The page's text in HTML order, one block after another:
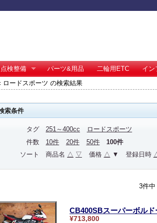
点検整備 パーツ&用品 二輪用ETC イン
ードスポーツ の検索結果
索条件
タグ 251～400cc
ロードスポーツ
件数
10件 20件 50件
100件
ソート
商品名 △ ▽ 価格 △ ▼ 登録日時
3件中
CB400SBスーパーボルド
¥713,800